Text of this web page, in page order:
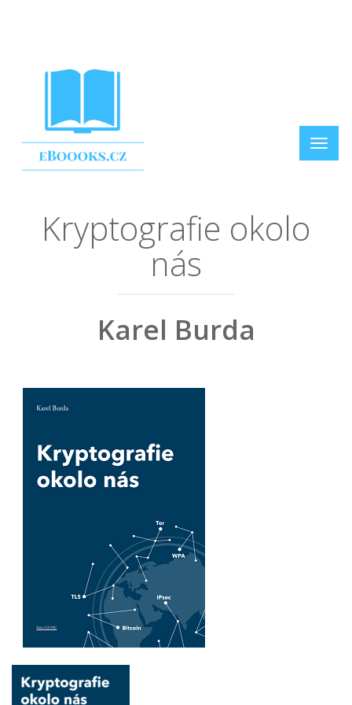
Kryptografie okolo
nás
Karel Burda